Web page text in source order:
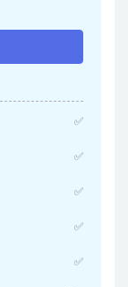
✅
✅
✅
✅
✅